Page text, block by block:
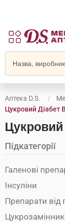
Аптека D.S.
Цукровий Діабет
Цукровий
Підкатегорії
Галенові
Інсуліни
Препарати від